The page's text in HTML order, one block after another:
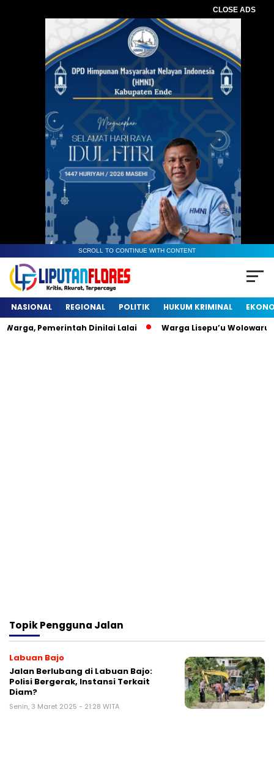
CLOSE ADS
SCROLL TO CONTINUE WITH CONTENT
NASIONAL REGIONAL POLITIK HUKUM KRIMINAL
Pemerintah Dinilai Lalai
Warga Lisepu’u Wolowaru
TopikPengguna Jalan
Labuan Bajo
Jalan Berlubang di Labuan Bajo:
Polisi Bergerak, Instansi Terkait
Diam?
Senin, 3 Maret 2025 - 21:28 WITA